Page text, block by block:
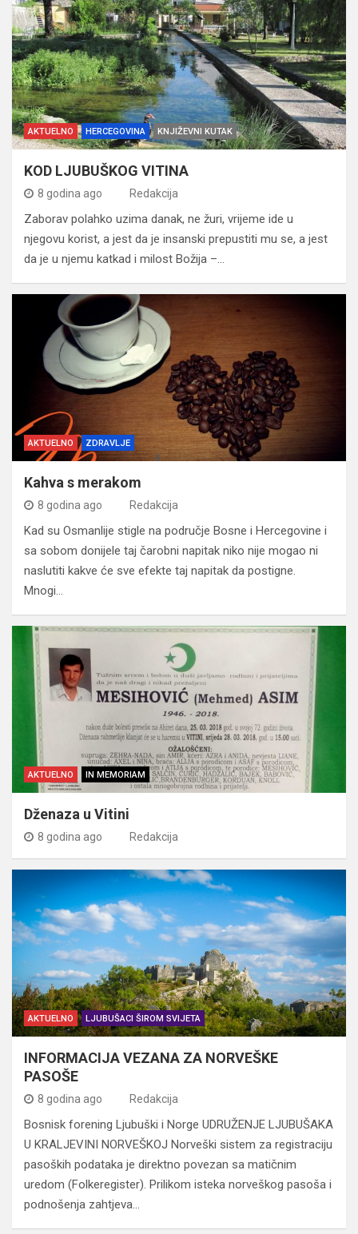
AKTUELNO HERCEGOVINA KNJIŽEVNI KUTAK
KOD LJUBUŠKOG VITINA
8 godina ago Redakcija
Zaborav polahko uzima danak, ne žuri, vrijeme ide u
njegovu korist, a jest da je insanski prepustiti mu se, a jest
da je u njemu katkad i milost Božija –…
AKTUELNO ZDRAVLJE
Kahva s merakom
8 godina ago Redakcija
Kad su Osmanlije stigle na područje Bosne i Hercegovine i
sa sobom donijele taj čarobni napitak niko nije mogao ni
naslutiti kakve će sve efekte taj napitak da postigne.
Mnogi…
AKTUELNO IN MEMORIAM
Dženaza u Vitini
8 godina ago Redakcija
AKTUELNO LJUBUŠACI ŠIROM SVIJETA
INFORMACIJA VEZANA ZA NORVEŠKE
PASOŠE
8 godina ago Redakcija
Bosnisk forening Ljubuški i Norge UDRUŽENJE LJUBUŠAKA
U KRALJEVINI NORVEŠKOJ Norveški sistem za registraciju
pasoških podataka je direktno povezan sa matičnim
uredom (Folkeregister). Prilikom isteka norveškog pasoša i
podnošenja zahtjeva…